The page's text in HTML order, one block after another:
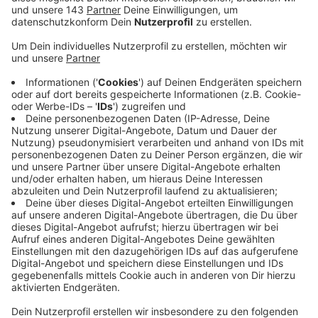
Hochwasserkatastrophe wie letzten Juli
Veröffentlicht: Dienstag, 15.02.2022 14:45
Anzeige
So etwas wie die Flutkatastrophe soll sich in NRW
nicht mehr wiederholen. NRW-Innenminister Reul hat
einen 15-Punkte-Plan für einen besseren
Katastrophenschutz vorgestellt. Unter anderem soll
ein landeseigenes Krisenreaktionszentrum geschaffen
werden. Es soll in solchen Fällen ein Lagebild erstellen,
Risikoanalysen durchführen und dabei helfen, die
Bevölkerung zu warnen. Außerdem sollen Leitstellen
digital verknüpft werden, um Informationen schneller